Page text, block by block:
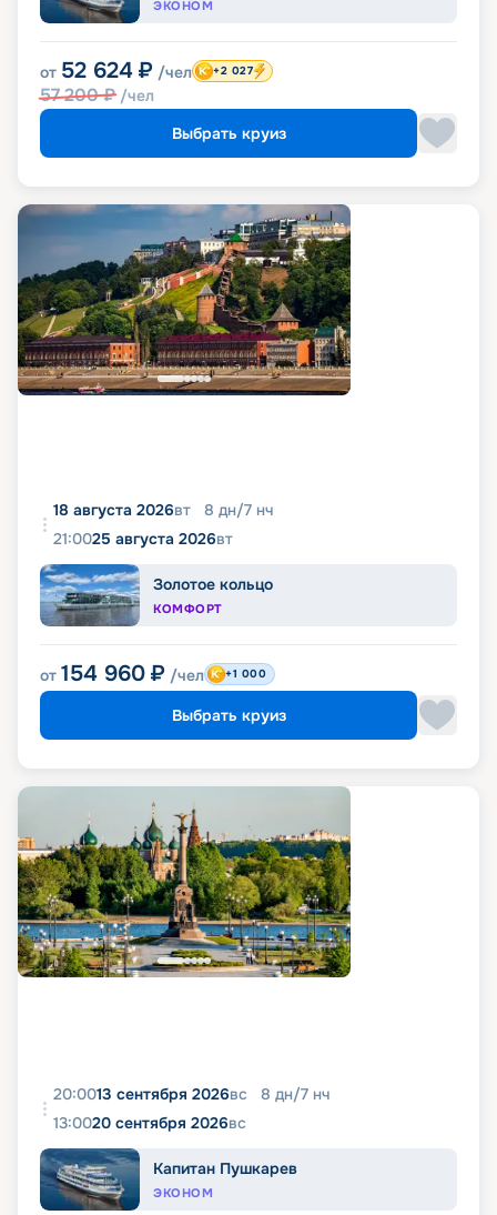
ЭКОНОМ
от 52 624 ₽ /чел
57 200₽ /чел
+2 027
Выбрать круиз
18 августа 2026вт 8 дн/7 нч
21:0025 августа 2026вт
Золотое кольцо
КОМФОРТ
от 154 960 ₽ /чел +1 000
Выбрать круиз
20:0013 сентября 2026вс 8 дн/7 нч
13:0020 сентября 2026вс
Капитан Пушкарев
ЭКОНОМ